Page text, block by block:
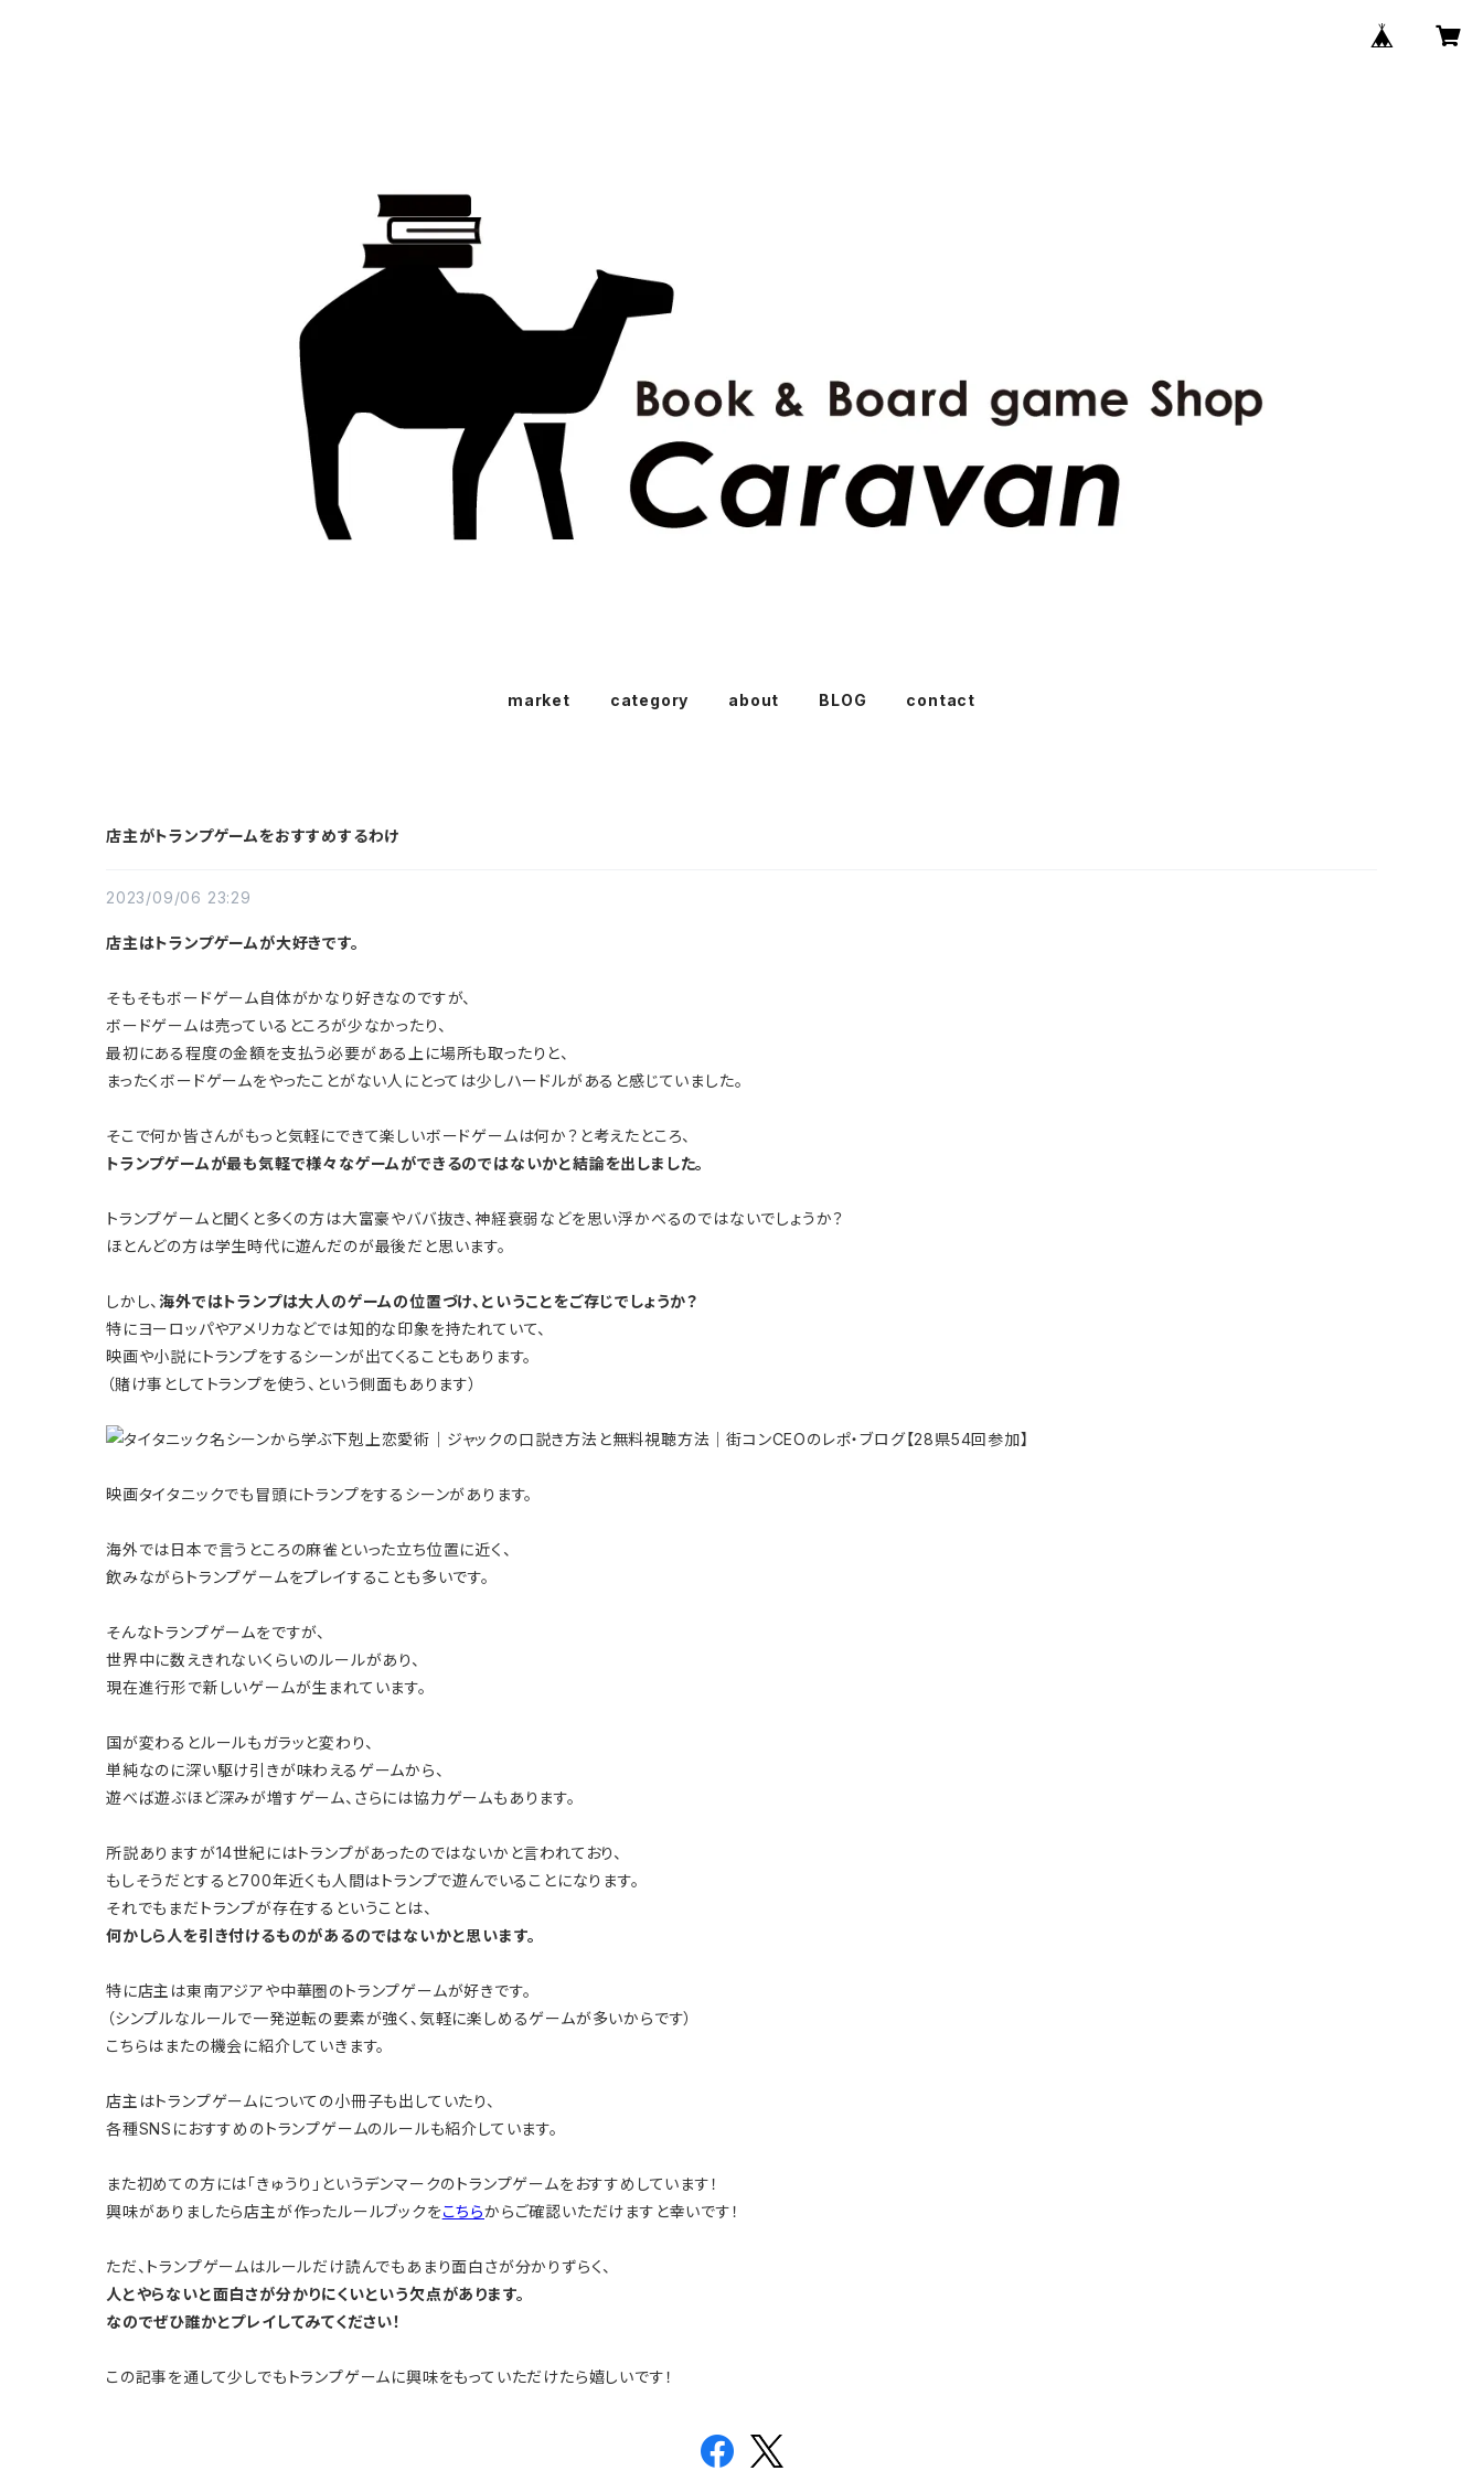
market category about BLOG contact
店主がトランプゲームをおすすめするわけ
2023/09/06 23:29
店主はトランプゲームが大好きです。
そもそもボードゲーム自体がかなり好きなのですが、
ボードゲームは売っているところが少なかったり、
最初にある程度の金額を支払う必要がある上に場所も取ったりと、
まったくボードゲームをやったことがない人にとっては少しハードルがあると感じていました。
そこで何か皆さんがもっと気軽にできて楽しいボードゲームは何か？と考えたところ、
トランプゲームが最も気軽で様々なゲームができるのではないかと結論を出しました。
トランプゲームと聞くと多くの方は大富豪やババ抜き、神経衰弱などを思い浮かべるのではないでしょうか？
ほとんどの方は学生時代に遊んだのが最後だと思います。
しかし、海外ではトランプは大人のゲームの位置づけ、ということをご存じでしょうか？
特にヨーロッパやアメリカなどでは知的な印象を持たれていて、
映画や小説にトランプをするシーンが出てくることもあります。
（賭け事としてトランプを使う、という側面もあります）
映画タイタニックでも冒頭にトランプをするシーンがあります。
海外では日本で言うところの麻雀といった立ち位置に近く、
飲みながらトランプゲームをプレイすることも多いです。
そんなトランプゲームをですが、
世界中に数えきれないくらいのルールがあり、
現在進行形で新しいゲームが生まれています。
国が変わるとルールもガラッと変わり、
単純なのに深い駆け引きが味わえるゲームから、
遊べば遊ぶほど深みが増すゲーム、さらには協力ゲームもあります。
所説ありますが14世紀にはトランプがあったのではないかと言われており、
もしそうだとすると700年近くも人間はトランプで遊んでいることになります。
それでもまだトランプが存在するということは、
何かしら人を引き付けるものがあるのではないかと思います。
特に店主は東南アジアや中華圏のトランプゲームが好きです。
（シンプルなルールで一発逆転の要素が強く、気軽に楽しめるゲームが多いからです）
こちらはまたの機会に紹介していきます。
店主はトランプゲームについての小冊子も出していたり、
各種SNSにおすすめのトランプゲームのルールも紹介しています。
また初めての方には「きゅうり」というデンマークのトランプゲームをおすすめしています！
興味がありましたら店主が作ったルールブックをこちらからご確認いただけますと幸いです！
ただ、トランプゲームはルールだけ読んでもあまり面白さが分かりずらく、
人とやらないと面白さが分かりにくいという欠点があります。
なのでぜひ誰かとプレイしてみてください！
この記事を通して少しでもトランプゲームに興味をもっていただけたら嬉しいです！